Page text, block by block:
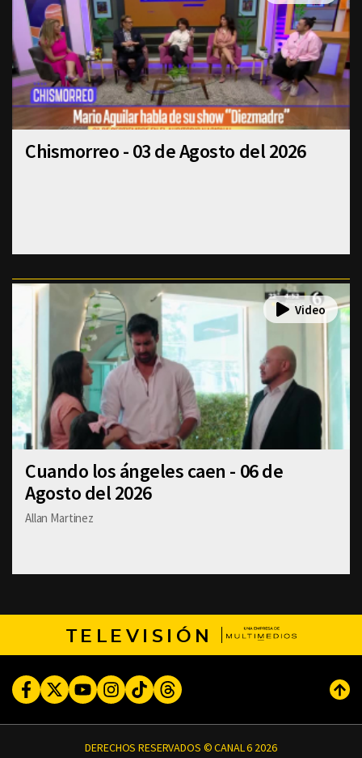
Chismorreo - 03 de Agosto del 2026
Cuando los ángeles caen - 06 de
Agosto del 2026
Allan Martinez
TELEVISIÓN
FacebookTwitterYoutubeInstagram
TikTokThreads
DERECHOS RESERVADOS © CANAL 6 2026